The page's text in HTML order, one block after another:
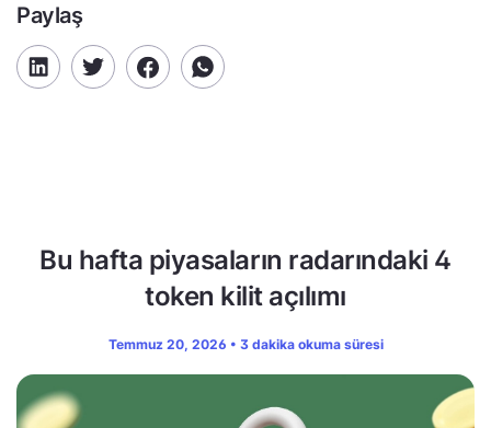
Paylaş
Bu hafta piyasaların radarındaki 4
token kilit açılımı
Temmuz 20, 2026 • 3 dakika okuma süresi